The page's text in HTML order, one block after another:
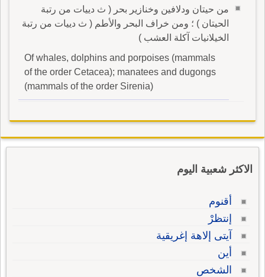
من حيتان ودلافين وخنازير بحر ( ث دييات من رتبة
الحيتان ) ؛ ومن خراف البحر والأطم ( ث دييات من رتبة
الخيلانيات آكلة العشب )
Of whales, dolphins and porpoises (mammals
of the order Cetacea); manatees and dugongs
(mammals of the order Sirenia)
الاكثر شعبية اليوم
أقنوم
إنتظرْ
آيتى إلاهة إغريقية
أين
الشخص